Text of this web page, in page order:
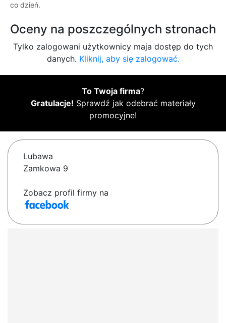
co dzień.
Oceny na poszczególnych stronach
Tylko zalogowani użytkownicy maja dostęp do tych
danych. Kliknij, aby się zalogować.
To Twoja firma?
Gratulacje! Sprawdź jak odebrać materiały
promocyjne!
Lubawa
Zamkowa 9
Zobacz profil firmy na